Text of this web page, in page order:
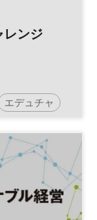
レンジ
エデュチャ